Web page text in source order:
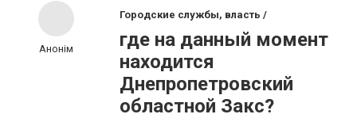
Анонім
Городские службы, власть /
где на данный момент
находится
Днепропетровский
областной Закс?